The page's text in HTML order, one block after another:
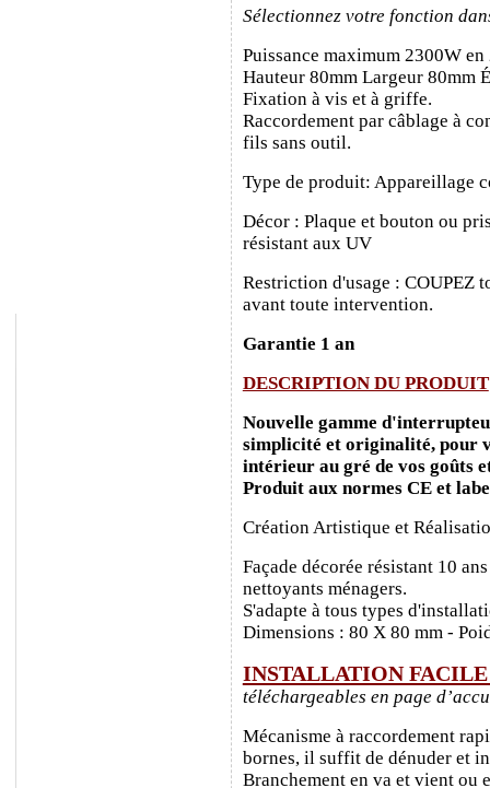
Sélectionnez votre fonction
Puissance maximum 2300W
Hauteur 80mm Largeur 80mm
Fixation à vis et à griffe.
Raccordement par câblage à
fils sans outil.
Type de produit: Appareillage
Décor : Plaque et bouton ou
résistant aux UV
Restriction d'usage : COUPEZ
avant toute intervention.
Garantie 1 an
DESCRIPTION DU PRODUIT
Nouvelle gamme
simplicité et originalité, pour
intérieur au gré de vos goûts
Produit aux normes CE et
Création Artistique et
Façade décorée résistant 10
nettoyants ménagers.
S'adapte à tous types
Dimensions : 80 X 80 mm -
INSTALLATION
téléchargeables en page
Mécanisme à raccordement
bornes, il suffit de dénuder et
Branchement en va et vient ou